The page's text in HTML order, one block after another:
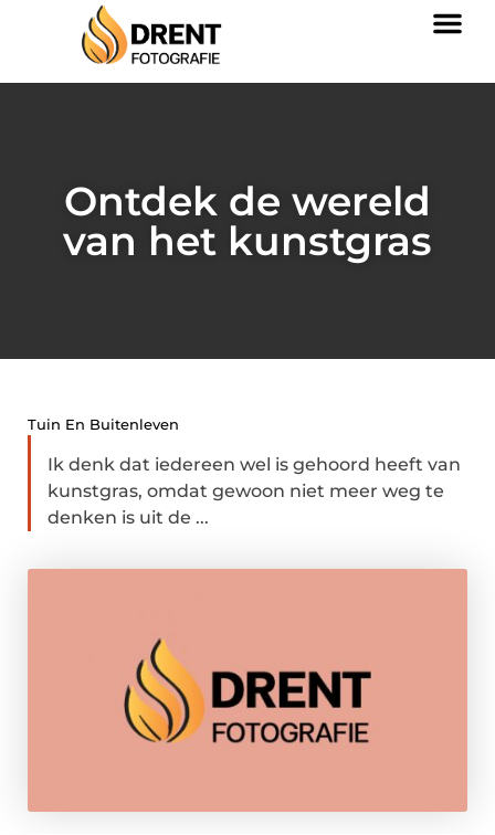
Ontdek de wereld
van het kunstgras
Tuin En Buitenleven
Ik denk dat iedereen wel is gehoord heeft van
kunstgras, omdat gewoon niet meer weg te
denken is uit de ...